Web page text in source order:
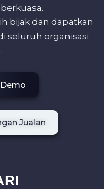
bijak dan dapatkan
seluruh organisasi
Jualan